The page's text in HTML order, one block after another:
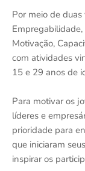
Por meio de
Motivação,
com atividades
15 e 29 anos de
Para motivar os
líderes e
prioridade para
que iniciaram
inspirar os